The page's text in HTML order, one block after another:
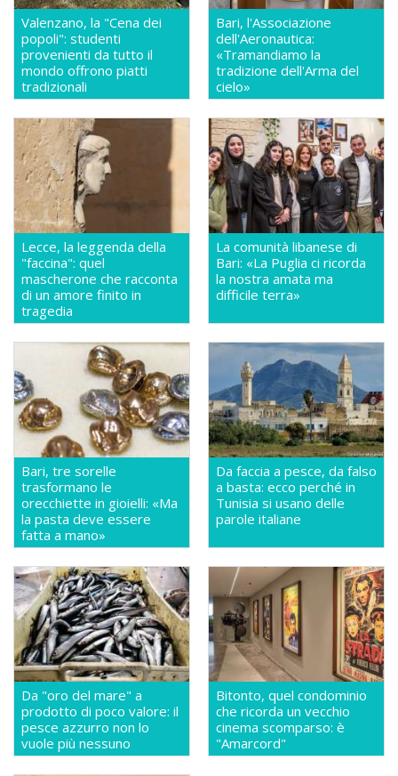
Valenzano, la "Cena dei
popoli": studenti
provenienti da tutto il
mondo offrono piatti
tradizionali
Bari, l'Associazione
dell'Aeronautica:
«Tramandiamo la
tradizione dell'Arma del
cielo»
Lecce, la leggenda della
"faccina": quel
mascherone che racconta
di un amore finito in
tragedia
La comunità libanese di
Bari: «La Puglia ci ricorda
la nostra amata ma
difficile terra»
Bari, tre sorelle
trasformano le
orecchiette in gioielli: «Ma
la pasta deve essere
fatta a mano»
Da faccia a pesce, da falso
a basta: ecco perché in
Tunisia si usano delle
parole italiane
Da "oro del mare" a
prodotto di poco valore: il
pesce azzurro non lo
vuole più nessuno
Bitonto, quel condominio
che ricorda un vecchio
cinema scomparso: è
"Amarcord"